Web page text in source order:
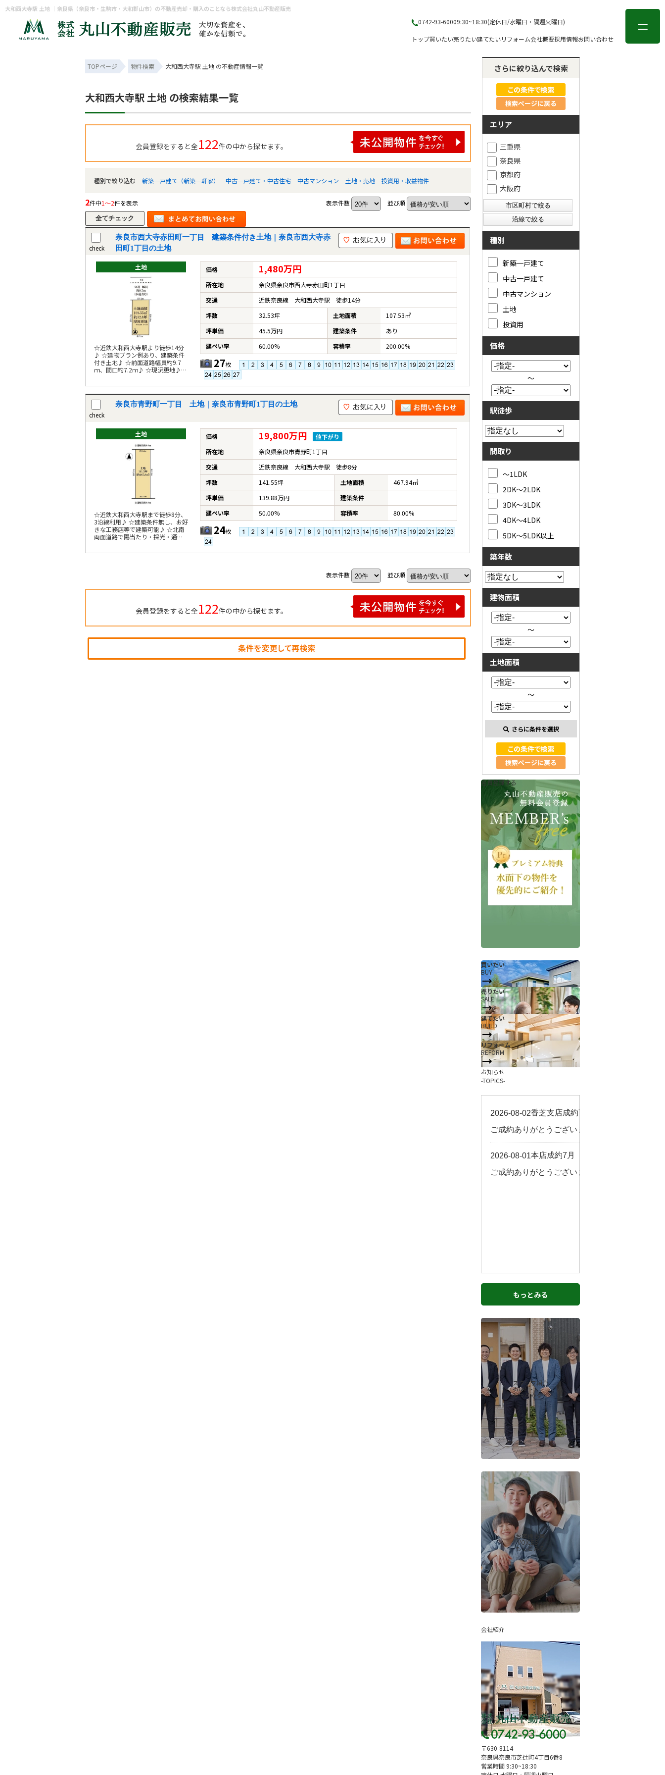
大和西大寺駅 土地 ｜奈良県（奈良市・生駒市・大和郡山市）の不動産売却・購入のことなら株式会社丸山不動産販売
0742-93-60009:30~18:30(定休日/水曜日・隔週火曜日)
トップ買いたい売りたい建てたいリフォーム会社概要採用情報お問い合わせ
会員登録 ログイン
当社について 会社概要
香芝支店紹介ページ
採用情報
お知らせ
コラム
お客様の声
来店予約
よくある質問
サイトマップ
TOPページ 物件検索 大和西大寺駅 土地 の不動産情報一覧
大和西大寺駅 土地 の検索結果一覧
会員登録をすると全122件の中から探せます。
種別で絞り込む 新築一戸建て（新築一軒家） 中古一戸建て・中古住宅 中古マンション 土地・売地 投資用・収益物件
2件中1～2件を表示 表示件数 並び順
check
奈良市西大寺赤田町一丁目 建築条件付き土地｜奈良市西大寺赤
田町1丁目の土地
土地
☆近鉄大和西大寺駅より徒歩14分
♪ ☆建物プラン例あり、建築条件
付き土地♪ ☆前面道路幅員約9.7
ｍ、間口約7.2ｍ♪ ☆現況更地♪
価格 1,480万円
所在地
奈良県奈良市西大寺赤田町1丁目
交通
近鉄奈良線 大和西大寺駅 徒歩14分
坪数
32.53坪 土地面積
107.53㎡
坪単価
45.5万円 建築条件
あり
建ぺい率
60.00% 容積率 200.00%
27枚
check
奈良市青野町一丁目 土地｜奈良市青野町1丁目の土地
土地
☆近鉄大和西大寺駅まで徒歩8分、
3沿線利用♪ ☆建築条件無し、お好
きな工務店等で建築可能♪ ☆北南
両面道路で陽当たり・採光・通風
価格 19,800万円
値下がり
所在地
奈良県奈良市青野町1丁目
交通
近鉄奈良線 大和西大寺駅 徒歩8分
坪数
141.55坪 土地面積
467.94㎡
坪単価
139.88万円
建築条件
建ぺい率
50.00% 容積率 80.00%
24枚
表示件数 並び順
会員登録をすると全122件の中から探せます。
さらに絞り込んで検索
検索ページに戻る
エリア
三重県
奈良県
京都府
大阪府
種別
新築一戸建て
中古一戸建て
中古マンション
土地
投資用
価格
～
駅徒歩
間取り
～1LDK
2DK～2LDK
3DK～3LDK
4DK～4LDK
5DK～5LDK以上
築年数
建物面積
～
土地面積
～
さらに条件を選択
検索ページに戻る
会員登録する
買いたい
BUY
売りたい
SALE
建てたい
BUILD
リフォーム
REFORM
お知らせ
-TOPICS-
もっとみる
スタッフ紹介
-STAFF-
もっとみる
お客様の声
-VOICES-
もっとみる
会社紹介
〒630-8114
奈良県奈良市芝辻町4丁目6番8
営業時間 9:30~18:30